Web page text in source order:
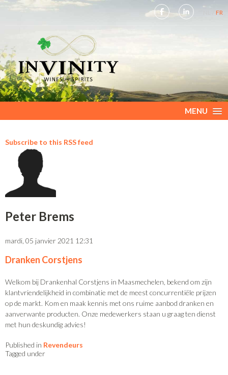
FR
MENU
Subscribe to this RSS feed
Peter Brems
mardi, 05 janvier 2021 12:31
Dranken Corstjens
Welkom bij Drankenhal Corstjens in Maasmechelen, bekend om zijn
klantvriendelijkheid in combinatie met de meest concurrentiële prijzen
op de markt. Kom en maak kennis met ons ruime aanbod dranken en
aanverwante producten. Onze medewerkers staan u graag ten dienst
met hun deskundig advies!
Published in Revendeurs
Tagged under